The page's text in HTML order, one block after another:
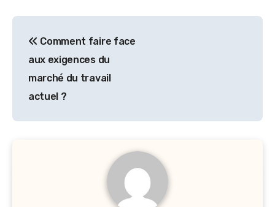
de
l’article
Comment faire face
aux exigences du
marché du travail
actuel ?